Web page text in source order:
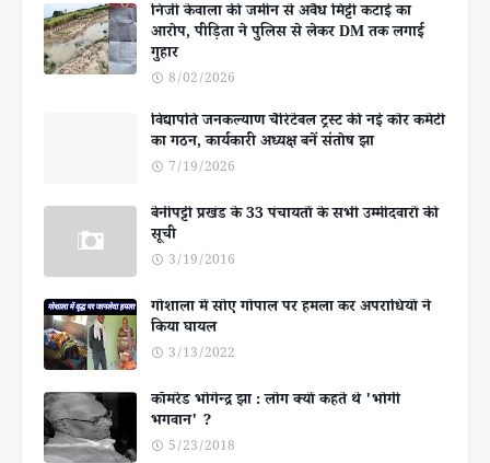
निजी केवाला की जमीन से अवैध मिट्टी कटाई का
आरोप, पीड़िता ने पुलिस से लेकर DM तक लगाई
गुहार
8/02/2026
विद्यापति जनकल्याण चैरिटेबल ट्रस्ट की नई कोर कमेटी
का गठन, कार्यकारी अध्यक्ष बनें संतोष झा
7/19/2026
बेनीपट्टी प्रखंड के 33 पंचायतों के सभी उम्मीदवारों की
सूची
3/19/2016
गोशाला में सोए गोपाल पर हमला कर अपराधियों ने
किया घायल
3/13/2022
कॉमरेड भोगेन्द्र झा : लोग क्यों कहते थे 'भोगी
भगवान' ?
5/23/2018